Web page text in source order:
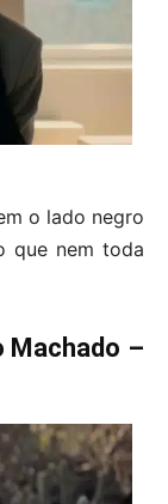
o lado negro
que nem toda
Machado –